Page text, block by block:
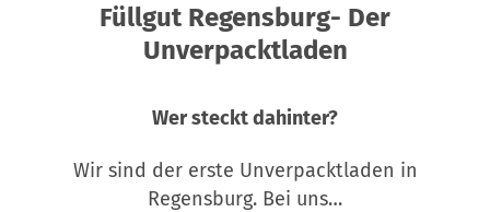
Füllgut Regensburg- Der
Unverpacktladen
Wer steckt dahinter?
Wir sind der erste Unverpacktladen in
Regensburg. Bei uns…